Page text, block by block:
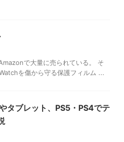
で大量に売られている。 そ
を傷から守る保護フィルム ...
タブレット、PS5・PS4でテ